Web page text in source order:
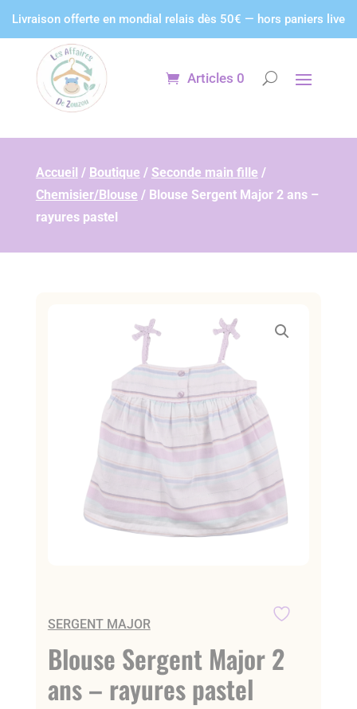
Livraison offerte en mondial relais dès 50€ — hors paniers live
Articles 0
Accueil / Boutique / Seconde main fille /
Chemisier/Blouse / Blouse Sergent Major 2 ans –
rayures pastel
SERGENT MAJOR
Blouse Sergent Major 2
ans – rayures pastel
Panneau de gestion des cookies